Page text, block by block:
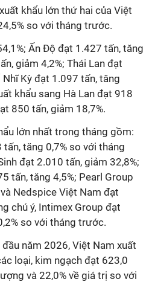
khẩu lớn thứ hai của Việt
so với tháng trước.
Ấn Độ đạt 1.427 tấn, tăng
giảm 4,2%; Thái Lan đạt
Kỳ đạt 1.097 tấn, tăng
khẩu sang Hà Lan đạt 918
850 tấn, giảm 18,7%.
lớn nhất trong tháng gồm:
tăng 0,7% so với tháng
đạt 2.010 tấn, giảm 32,8%;
tấn, tăng 4,5%; Pearl Group
Nedspice Việt Nam đạt
chú ý, Intimex Group đạt
so với tháng trước.
năm 2026, Việt Nam xuất
loại, kim ngạch đạt 623,0
và 22,0% về giá trị so với